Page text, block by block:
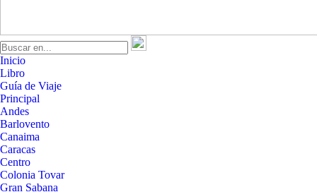
Inicio
Libro
Guía de Viaje
Principal
Andes
Barlovento
Canaima
Caracas
Centro
Colonia Tovar
Gran Sabana